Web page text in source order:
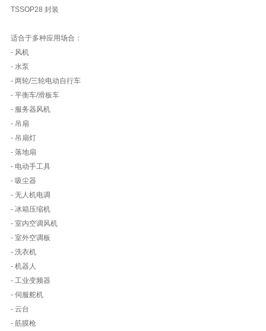
TSSOP28 封装
适合于多种应用场合：
- 风机
- 水泵
- 两轮/三轮电动自行车
- 平衡车/滑板车
- 服务器风机
- 吊扇
- 吊扇灯
- 落地扇
- 电动手工具
- 吸尘器
- 无人机电调
- 冰箱压缩机
- 室内空调风机
- 室外空调板
- 洗衣机
- 机器人
- 工业变频器
- 伺服舵机
- 云台
- 筋膜枪